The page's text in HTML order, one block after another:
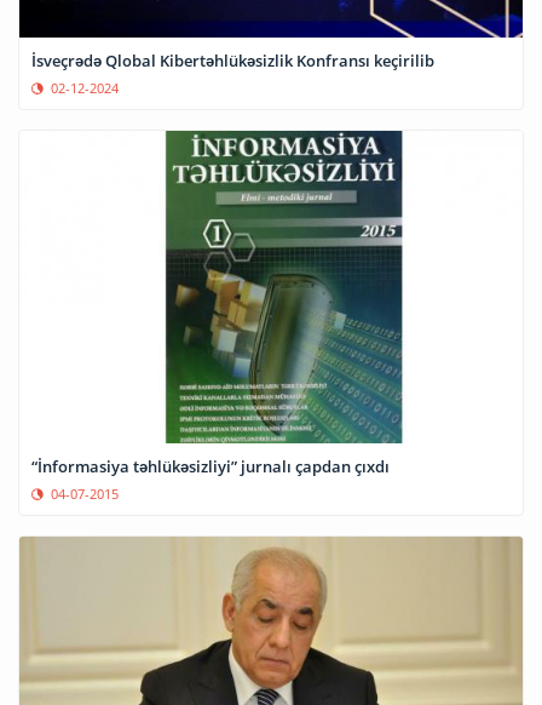
İsveçrədə Qlobal Kibertəhlükəsizlik Konfransı keçirilib
02-12-2024
“İnformasiya təhlükəsizliyi” jurnalı çapdan çıxdı
04-07-2015